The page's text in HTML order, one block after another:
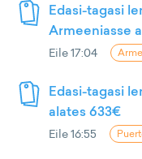
Edasi-tagasi
Armeeniasse
Eile 17:04
Edasi-tagasi
alates 633€
Eile 16:55